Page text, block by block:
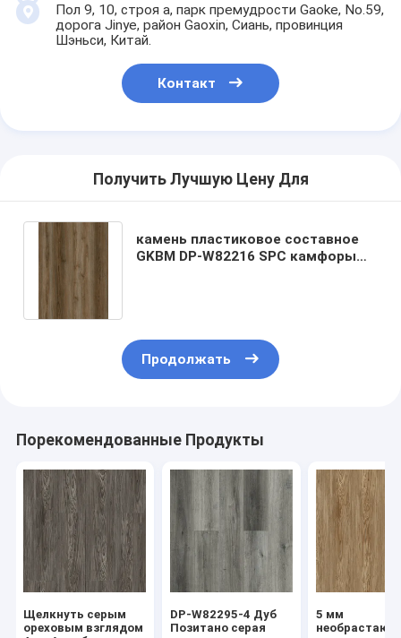
Пол 9, 10, строя a, парк премудрости Gaoke, No.59,
дорога Jinye, район Gaoxin, Сиань, провинция
Шэньси, Китай.
Контакт
Получить Лучшую Цену Для
камень пластиковое составное
GKBM DP-W82216 SPC камфоры
Продолжать
Порекомендованные Продукты
Щелкнуть серым
ореховым взглядом
DP-W82295-4 Дуб
Позитано серая
5 мм